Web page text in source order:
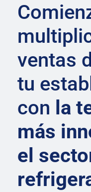
ventas
tu
con la
más
el